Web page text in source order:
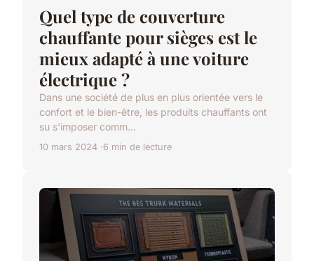
Quel type de couverture
chauffante pour sièges est le
mieux adapté à une voiture
électrique ?
Dans une société de plus en plus orientée vers le
confort et le bien-être, les produits chauffants ont
su s'imposer comm...
10 mars 2024 6 min de lecture